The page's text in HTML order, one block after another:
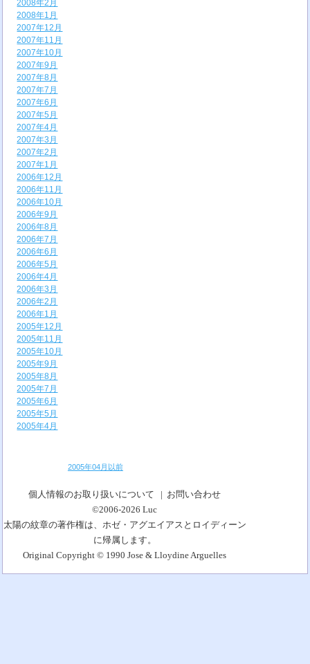
2008年2月
2008年1月
2007年12月
2007年11月
2007年10月
2007年9月
2007年8月
2007年7月
2007年6月
2007年5月
2007年4月
2007年3月
2007年2月
2007年1月
2006年12月
2006年11月
2006年10月
2006年9月
2006年8月
2006年7月
2006年6月
2006年5月
2006年4月
2006年3月
2006年2月
2006年1月
2005年12月
2005年11月
2005年10月
2005年9月
2005年8月
2005年7月
2005年6月
2005年5月
2005年4月
2005年04月以前
個人情報のお取り扱いについて
お問い合わせ
©2006-2026Luc
太陽の紋章の著作権は、ホゼ・アグエイアスとロイディーン
に帰属します。
Original Copyright © 1990 Jose & Lloydine Arguelles